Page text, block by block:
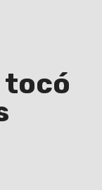
tocó